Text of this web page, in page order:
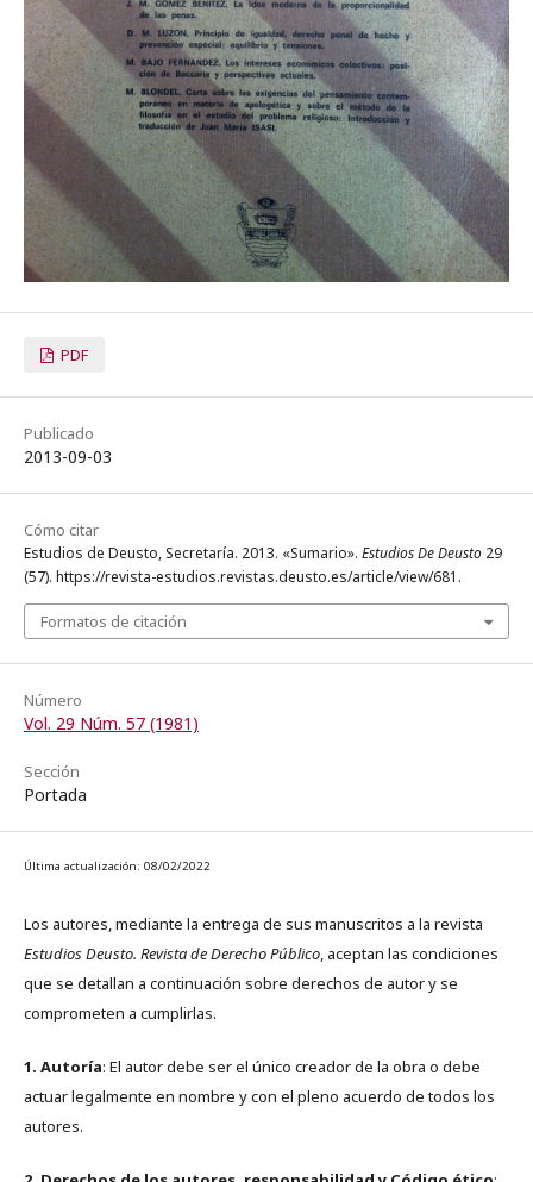
PDF
Publicado
2013-09-03
Cómo citar
Estudios de Deusto, Secretaría. 2013. «Sumario». Estudios De Deusto 29
(57). https://revista-estudios.revistas.deusto.es/article/view/681.
Formatos de citación
Número
Vol. 29 Núm. 57 (1981)
Sección
Portada
Última actualización: 08/02/2022
Los autores, mediante la entrega de sus manuscritos a la revista
Estudios Deusto. Revista de Derecho Público, aceptan las condiciones
que se detallan a continuación sobre derechos de autor y se
comprometen a cumplirlas.
1. Autoría: El autor debe ser el único creador de la obra o debe
actuar legalmente en nombre y con el pleno acuerdo de todos los
autores.